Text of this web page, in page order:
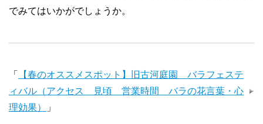
でみてはいかがでしょうか。
「
【春のオススメスポット】旧古河庭園 バラフェステ
ィバル（アクセス 見頃 営業時間 バラの花言葉・心
理効果）
」